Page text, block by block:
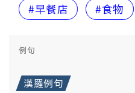
#早餐店 #食物
例句
漢羅例句